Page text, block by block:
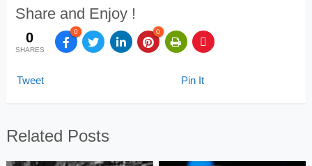
Share and Enjoy !
0
SHARES
0 0
Tweet Pin It
Related Posts